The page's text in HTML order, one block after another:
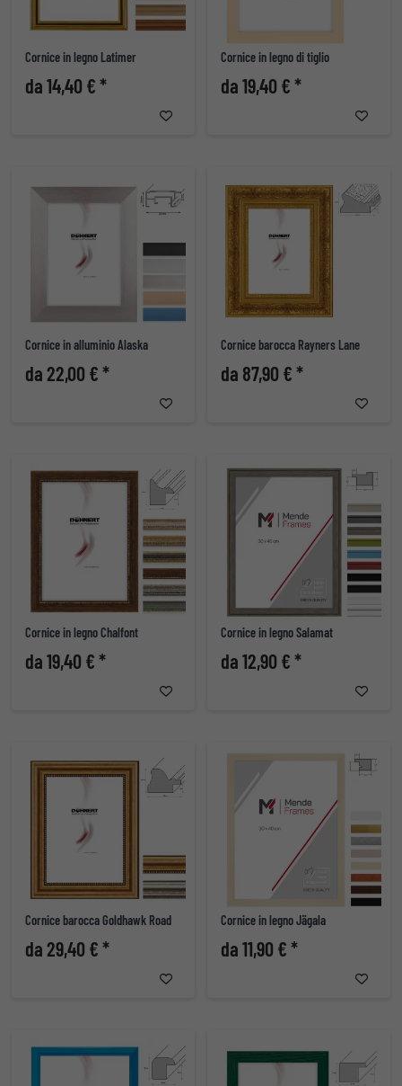
Cornice in legno Latimer
da 14,40 € *
Cornice in legno di tiglio
da 19,40 € *
Cornice in alluminio Alaska
da 22,00 € *
Cornice barocca Rayners Lane
da 87,90 € *
Cornice in legno Chalfont
da 19,40 € *
Cornice in legno Salamat
da 12,90 € *
Cornice barocca Goldhawk Road
da 29,40 € *
Cornice in legno Jägala
da 11,90 € *